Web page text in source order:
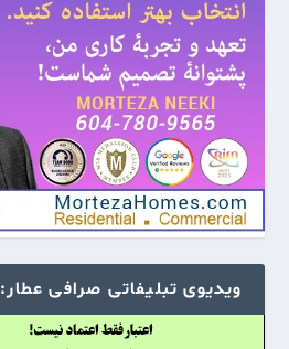
ویدیوی تبلیفاتی صرافی عطار: